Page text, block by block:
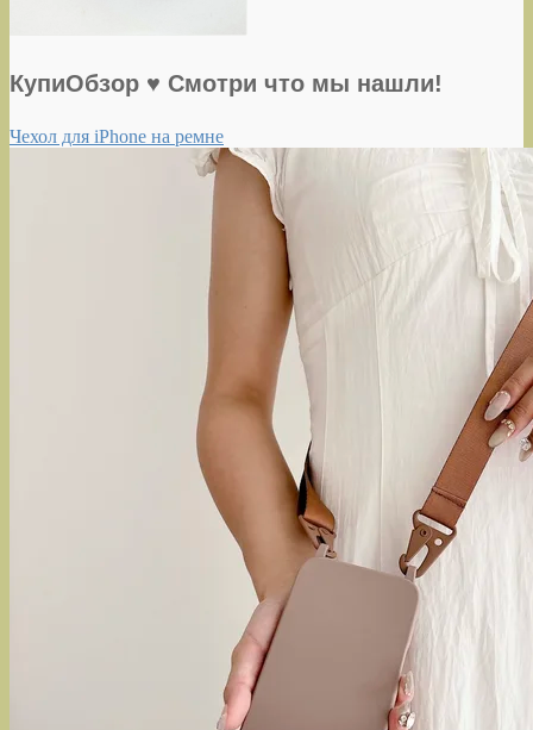
КупиОбзор ♥ Смотри что мы нашли!
Чехол для iPhone на ремне